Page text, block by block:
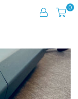
0